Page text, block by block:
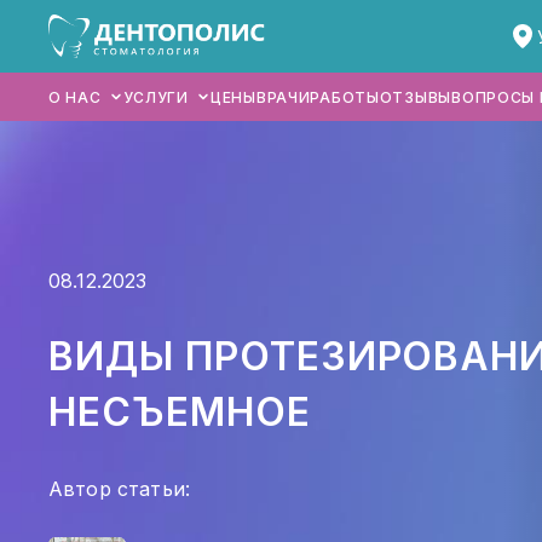
О НАС УСЛУГИ ЦЕНЫВРАЧИРАБОТЫОТЗЫВЫВОПРОСЫ
08.12.2023
ВИДЫ
НЕСЪЕМНОЕ
Автор статьи:
УСЛУГИ
ЦЕНЫ
РАБОТЫ